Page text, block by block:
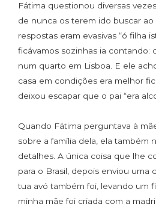
Fátima questionou diversas
de nunca os terem ido buscar
respostas eram evasivas “ó filha
ficávamos sozinhas ia contando:
num quarto em Lisboa. E ele
casa em condições era melhor
deixou escapar que o pai “era
Quando Fátima perguntava à
sobre a família dela, ela também
detalhes. A única coisa que lhe
para o Brasil, depois enviou uma
tua avó também foi, levando um
minha mãe foi criada com a